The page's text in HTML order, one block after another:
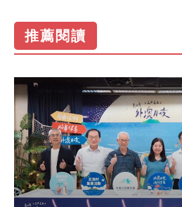
推薦閱讀